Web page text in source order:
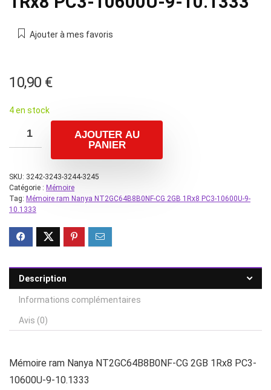
Ajouter à mes favoris
10,90 €
4 en stock
AJOUTER AU
PANIER
SKU: 3242-3243-3244-3245
Catégorie : Mémoire
Tag: Mémoire ram Nanya NT2GC64B8B0NF-CG 2GB 1Rx8 PC3-10600U-9-
10.1333
Description
Informations complémentaires
Avis (0)
Mémoire ram Nanya NT2GC64B8B0NF-CG 2GB 1Rx8 PC3-
10600U-9-10.1333